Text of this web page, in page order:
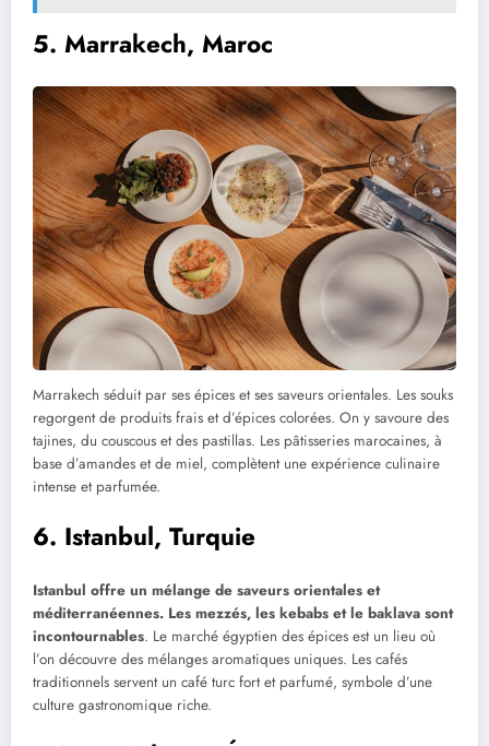
5. Marrakech, Maroc
Marrakech séduit par ses épices et ses saveurs orientales. Les souks
regorgent de produits frais et d’épices colorées. On y savoure des
tajines, du couscous et des pastillas. Les pâtisseries marocaines, à
base d’amandes et de miel, complètent une expérience culinaire
intense et parfumée.
6. Istanbul, Turquie
Istanbul offre un mélange de saveurs orientales et
méditerranéennes. Les mezzés, les kebabs et le baklava sont
incontournables. Le marché égyptien des épices est un lieu où
l’on découvre des mélanges aromatiques uniques. Les cafés
traditionnels servent un café turc fort et parfumé, symbole d’une
culture gastronomique riche.